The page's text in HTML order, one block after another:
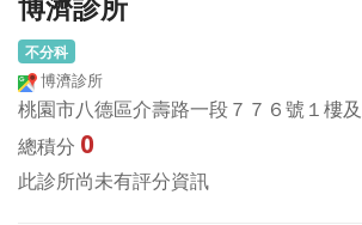
博濟診所
不分科
博濟診所
桃園市八德區介壽路一段７７６號１樓
總積分 0
此診所尚未有評分資訊